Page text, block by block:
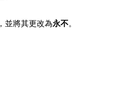
，並將其更改為永不。